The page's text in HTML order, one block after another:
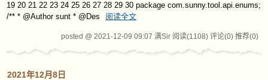
19 20 21 22 23 24 25 26 27 28 29 30 package com.sunny.tool.api.enums;
/** * @Author sunt * @Des
阅读全文
posted @ 2021-12-09 09:07 满Sir 阅读(1108) 评论(0) 推荐(0)
2021年12月8日